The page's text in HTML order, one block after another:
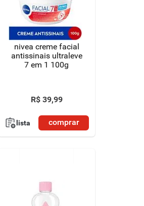
nivea creme facial
antissinais ultraleve
7 em 1 100g
R$ 39,99
lista comprar